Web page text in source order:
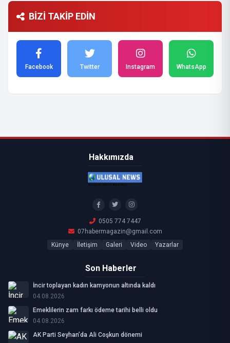
BİZİ TAKİP EDİN
Facebook Twitter Instagram WhatsApp
Hakkımızda
0505 774 7447
07habermagazin@gmail.com
Künye
İletişim Galeri Video Yazarlar
Son Haberler
İncir toplayan kadın kamyonun altında kaldı
04.08.2026
Emeklilerin zam farkı ödeme tarihi belli oldu
04.08.2026
AK Parti Seyhan’da Ali Coşkun dönemi